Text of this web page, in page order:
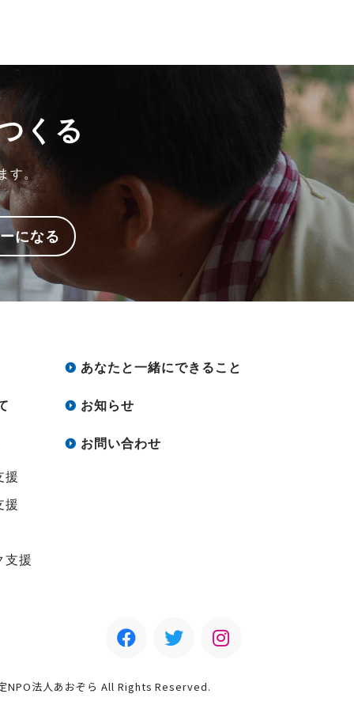
くる
す。
になる
援
援
支援
あなたと一緒にできること
お知らせ
お問い合わせ
NPO法人あおぞら All Rights Reserved.